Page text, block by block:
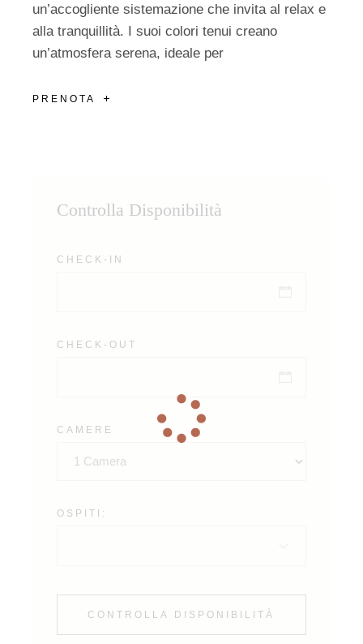
un’accogliente sistemazione che invita al relax e
alla tranquillità. I suoi colori tenui creano
un’atmosfera serena, ideale per
PRENOTA
Controlla Disponibilità
CHECK-IN
CHECK-OUT
CAMERE
OSPITI:
CONTROLLA DISPONIBILITÀ